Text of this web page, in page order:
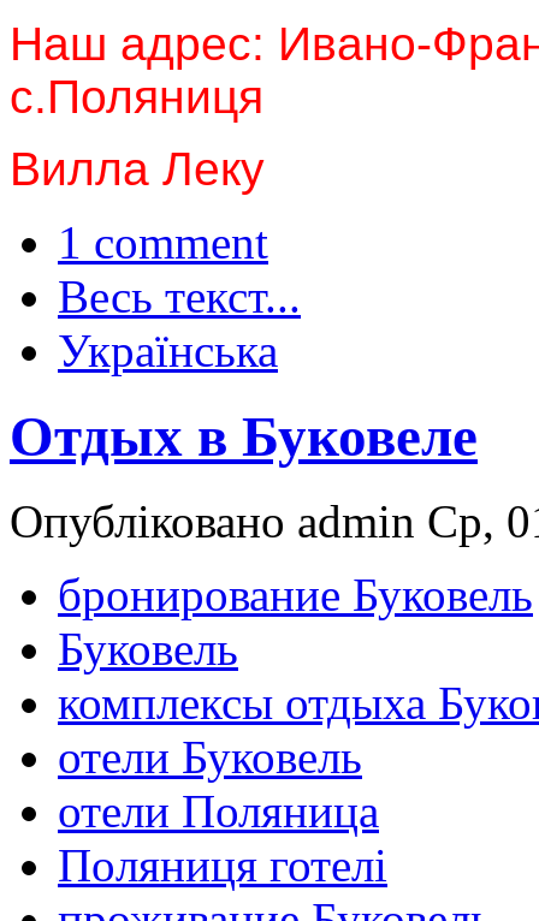
Наш адрес: Ивано-
с.Поляниця
Вилла Леку
1 comment
Весь текст...
Українська
Отдых в Буковеле
Опубліковано admin Ср,
бронирование Буковель
Буковель
комплексы отдыха
отели Буковель
отели Поляница
Пoляниця готелі